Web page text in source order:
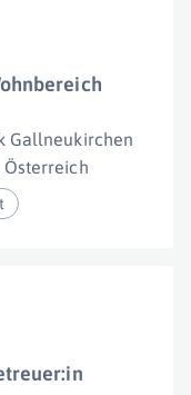
Gallneukirchen
Österreich